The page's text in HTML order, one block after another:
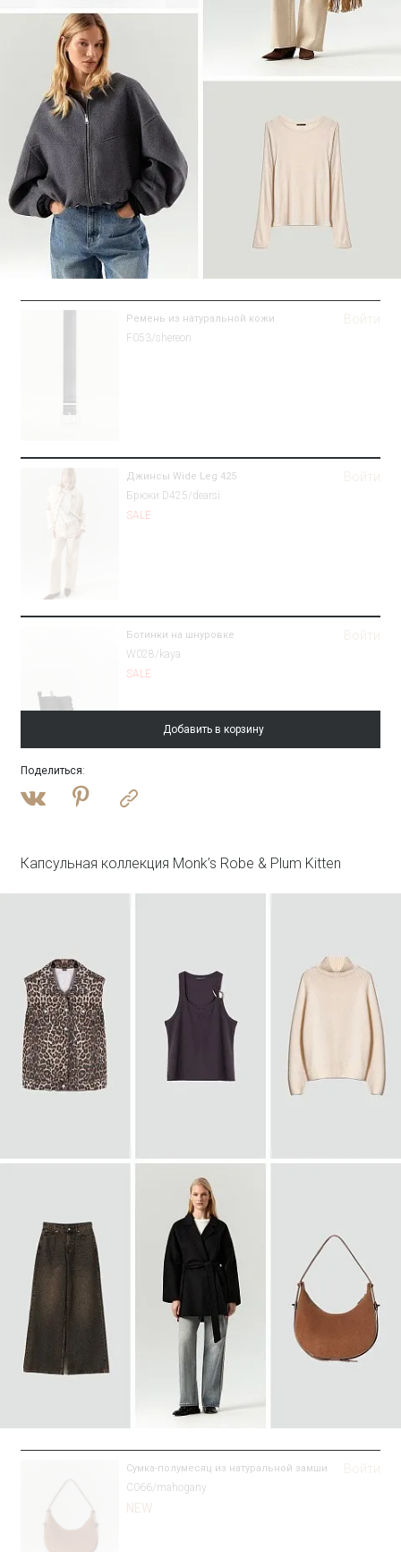
Ремень из натуральной кожи
F053/shereon
Войти
Джинсы Wide Leg 425
Брюки D425/dearsi
SALE
Войти
Ботинки на шнуровке
W028/kaya
SALE
Войти
Джинсовая куртка oversize с бахромой
B3115/champan
Войти
SALE
Добавить в корзину
Поделиться:
Капсульная коллекция Monk’s Robe & Plum Kitten
Сумка-полумесяц из натуральной замши
C066/mahogany
NEW
Войти